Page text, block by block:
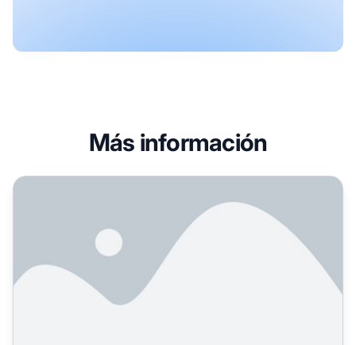
Más información
Cómo dominar un nicho de afiliados